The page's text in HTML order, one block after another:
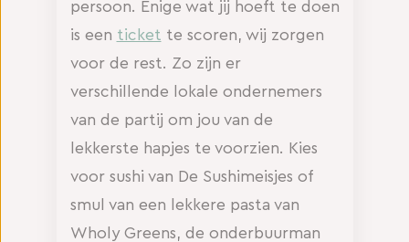
persoon. Enige wat jij hoeft te doen
is een ticket te scoren, wij zorgen
voor de rest. Zo zijn er
verschillende lokale ondernemers
van de partij om jou van de
lekkerste hapjes te voorzien. Kies
voor sushi van De Sushimeisjes of
smul van een lekkere pasta van
Wholy Greens, de onderbuurman